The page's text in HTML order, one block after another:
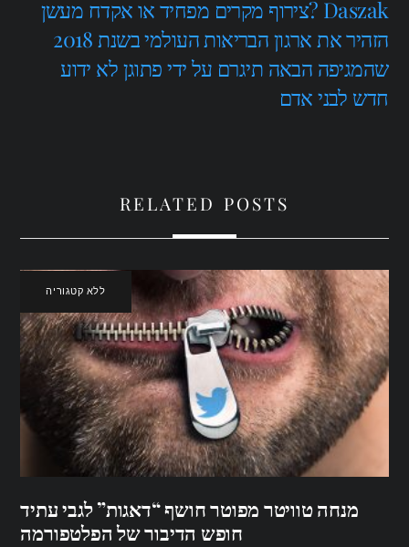
צירוף מקרים מפחיד או אקדח מעשן? Daszak
הזהיר את ארגון הבריאות העולמי בשנת 2018
שהמגיפה הבאה תיגרם על ידי פתוגן לא ידוע
חדש לבני אדם
RELATED POSTS
ללא קטגוריה
מנחה טוויטר מפוטר חושף “דאגות” לגבי עתיד
חופש הדיבור של הפלטפורמה